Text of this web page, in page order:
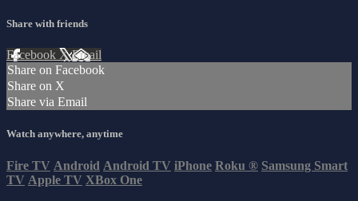
Share with friends
Facebook XEmail
Share on Facebook
Share on X
Share via Email
Watch anywhere, anytime
Fire TV Android Android TV iPhone Roku ® Samsung Smart
TV Apple TV XBox One